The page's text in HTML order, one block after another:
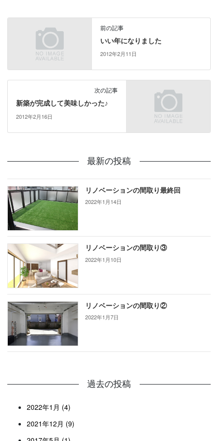
前の記事
いい年になりました
2012年2月11日
次の記事
新築が完成して美味しかった♪
2012年2月16日
最新の投稿
リノベーションの間取り最終回
2022年1月14日
リノベーションの間取り③
2022年1月10日
リノベーションの間取り②
2022年1月7日
過去の投稿
2022年1月 (4)
2021年12月 (9)